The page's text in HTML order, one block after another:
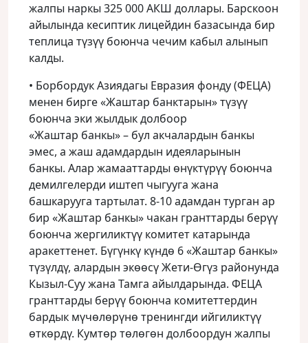
жалпы наркы 325 000 АКШ доллары. Барскоон
айылында кесиптик лицейдин базасында бир
теплица түзүү боюнча чечим кабыл алынып
калды.
• Борбордук Азиядагы Евразия фонду (ФЕЦА)
менен бирге «Жаштар банктарын» түзүү
боюнча эки жылдык долбоор
«Жаштар банкы» – бул акчалардын банкы
эмес, а жаш адамдардын идеяларынын
банкы. Алар жамааттарды өнүктүрүү боюнча
демилгелерди иштеп чыгууга жана
башкарууга тартылат. 8-10 адамдан турган ар
бир «Жаштар банкы» чакан гранттарды берүү
боюнча жергиликтүү комитет катарында
аракеттенет. Бүгүнкү күндө 6 «Жаштар банкы»
түзүлдү, алардын экөөсү Жети-Өгүз районунда
Кызыл-Суу жана Тамга айылдарында. ФЕЦА
гранттарды берүү боюнча комитеттердин
бардык мүчөлөрүнө тренингди ийгиликтүү
өткөрдү. Кумтөр төлөгөн долбоордун жалпы